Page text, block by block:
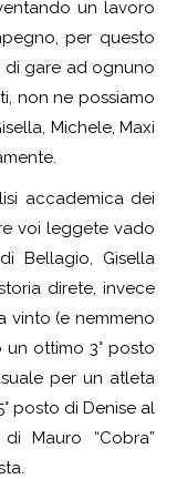
un lavoro
per questo
di gare ad ognuno
non ne possiamo
Michele, Maxi
accademica dei
voi leggete vado
Bellagio, Gisella
direte, invece
vinto (e nemmeno
un ottimo 3° posto
per un atleta
posto di Denise al
Mauro “Cobra”